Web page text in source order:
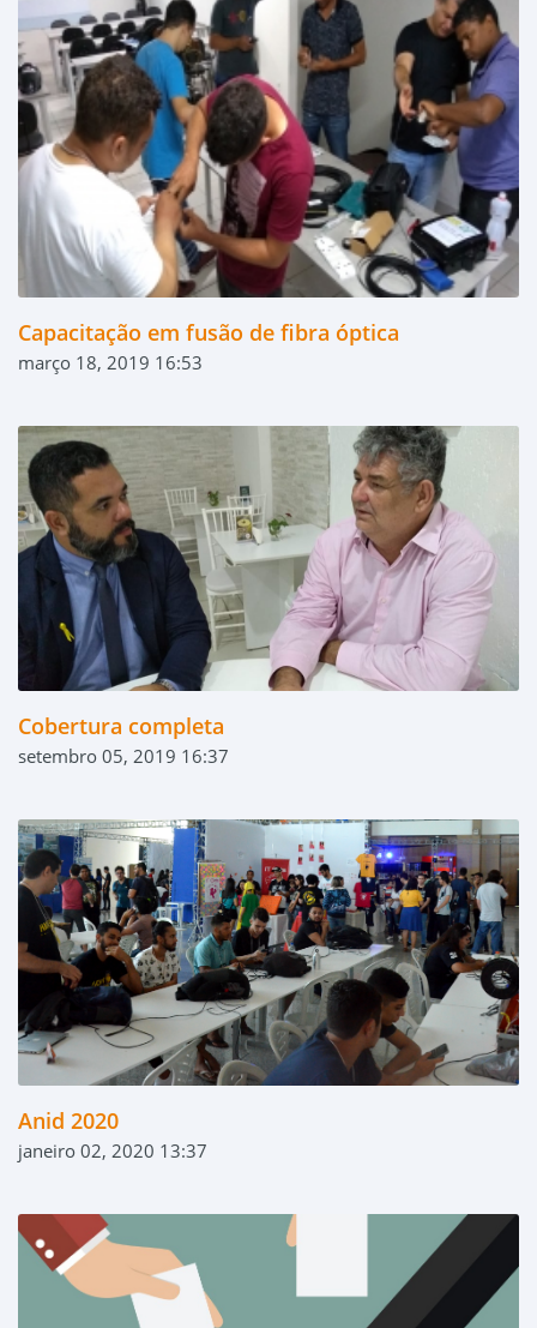
Capacitação em fusão de fibra óptica
março 18, 2019 16:53
Cobertura completa
setembro 05, 2019 16:37
Anid 2020
janeiro 02, 2020 13:37